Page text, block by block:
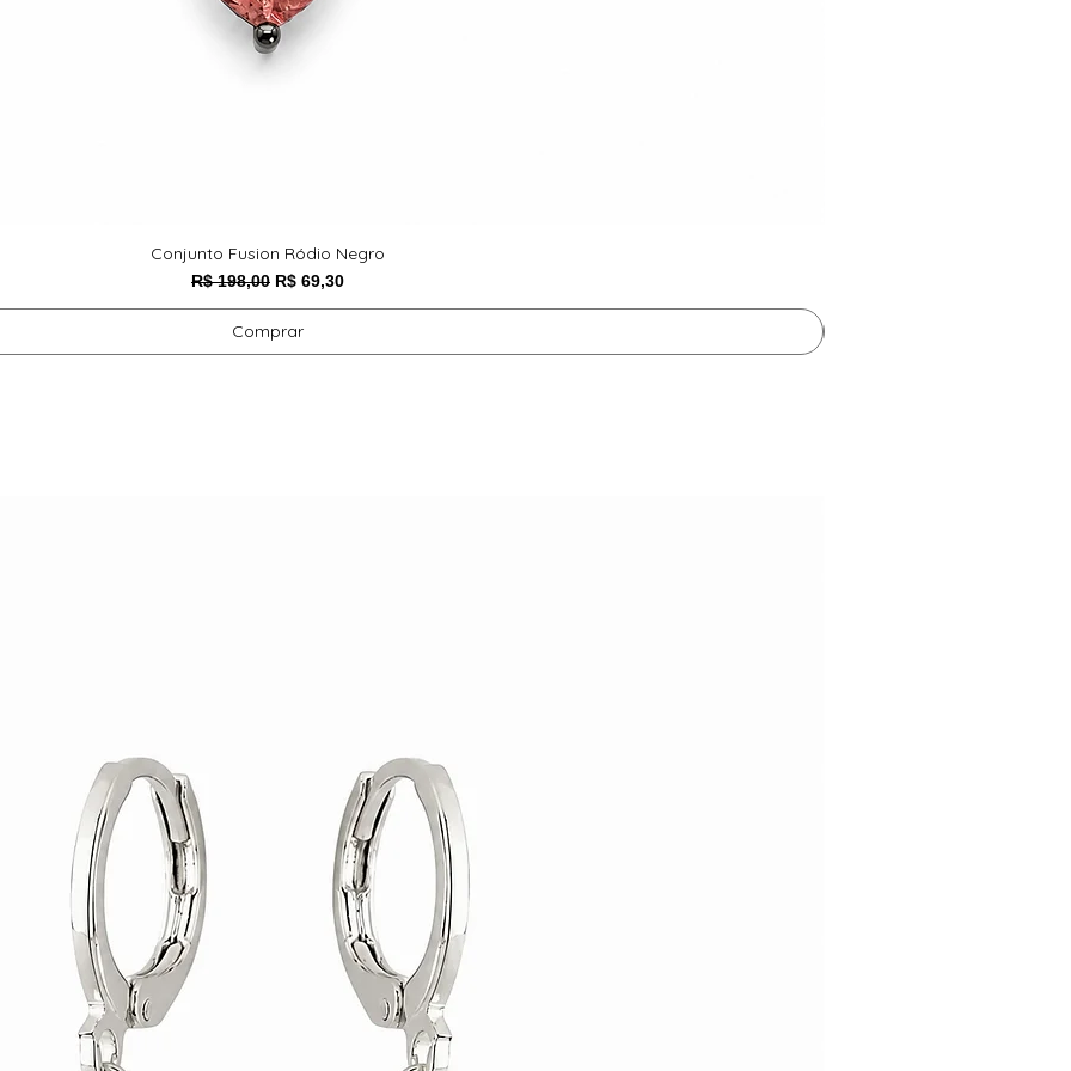
Conjunto Fusion Ródio Negro
Preço normal
R$ 198,00 Preço promocional
R$ 69,30
Comprar